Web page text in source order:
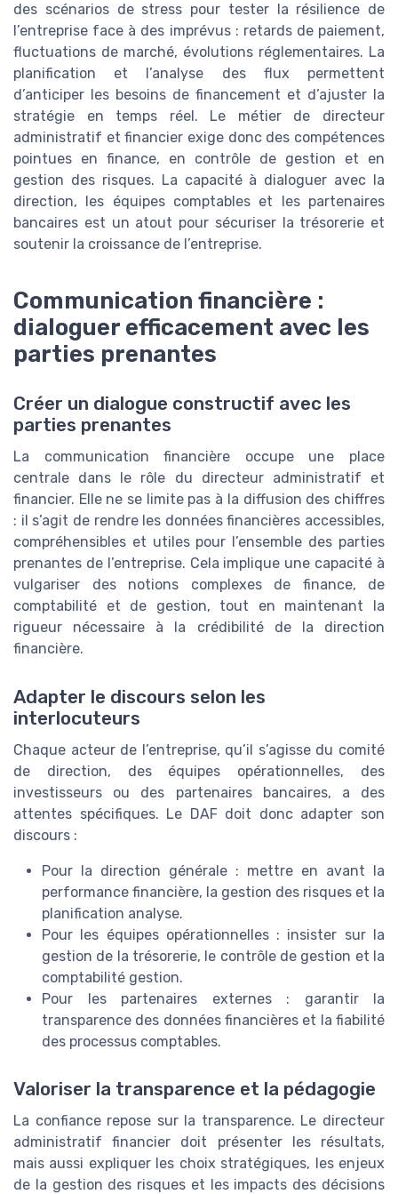
des scénarios de stress pour tester la résilience de
l’entreprise face à des imprévus : retards de paiement,
fluctuations de marché, évolutions réglementaires. La
planification et l’analyse des flux permettent
d’anticiper les besoins de financement et d’ajuster la
stratégie en temps réel. Le métier de directeur
administratif et financier exige donc des compétences
pointues en finance, en contrôle de gestion et en
gestion des risques. La capacité à dialoguer avec la
direction, les équipes comptables et les partenaires
bancaires est un atout pour sécuriser la trésorerie et
soutenir la croissance de l’entreprise.
Communication financière :
dialoguer efficacement avec les
parties prenantes
Créer un dialogue constructif avec les
parties prenantes
La communication financière occupe une place
centrale dans le rôle du directeur administratif et
financier. Elle ne se limite pas à la diffusion des chiffres
: il s’agit de rendre les données financières accessibles,
compréhensibles et utiles pour l’ensemble des parties
prenantes de l’entreprise. Cela implique une capacité à
vulgariser des notions complexes de finance, de
comptabilité et de gestion, tout en maintenant la
rigueur nécessaire à la crédibilité de la direction
financière.
Adapter le discours selon les
interlocuteurs
Chaque acteur de l’entreprise, qu’il s’agisse du comité
de direction, des équipes opérationnelles, des
investisseurs ou des partenaires bancaires, a des
attentes spécifiques. Le DAF doit donc adapter son
discours :
Pour la direction générale : mettre en avant la
performance financière, la gestion des risques et la
planification analyse.
Pour les équipes opérationnelles : insister sur la
gestion de la trésorerie, le contrôle de gestion et la
comptabilité gestion.
Pour les partenaires externes : garantir la
transparence des données financières et la fiabilité
des processus comptables.
Valoriser la transparence et la pédagogie
La confiance repose sur la transparence. Le directeur
administratif financier doit présenter les résultats,
mais aussi expliquer les choix stratégiques, les enjeux
de la gestion des risques et les impacts des décisions